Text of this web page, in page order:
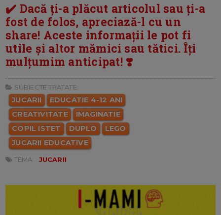
✔️ Dacă ți-a plăcut articolul sau ți-a
fost de folos, apreciază-l cu un
share! Aceste informații le pot fi
utile și altor mămici sau tătici. Îți
mulțumim anticipat! ❣️
SUBIECTE TRATATE:
JUCARII
EDUCATIE 4-12 ANI
CREATIVITATE
IMAGINATIE
COPIL ISTET
DUPLO
LEGO
JUCARII EDUCATIVE
TEMA: JUCARII